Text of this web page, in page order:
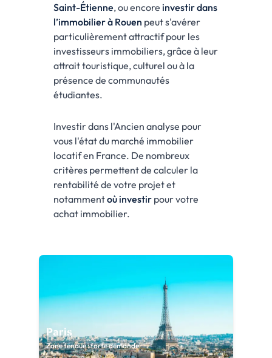
Saint-Étienne, ou encore investir dans
l’immobilier à Rouen peut s'avérer
particulièrement attractif pour les
investisseurs immobiliers, grâce à leur
attrait touristique, culturel ou à la
présence de communautés
étudiantes.
Investir dans l'Ancien analyse pour
vous l'état du marché immobilier
locatif en France. De nombreux
critères permettent de calculer la
rentabilité de votre projet et
notammentoù investir pour votre
achat immobilier.
Paris
Zone tendue : forte demande